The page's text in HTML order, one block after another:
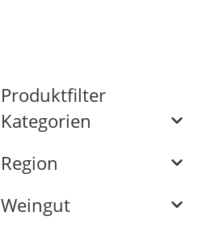
Produktfilter
Kategorien
Region
Weingut